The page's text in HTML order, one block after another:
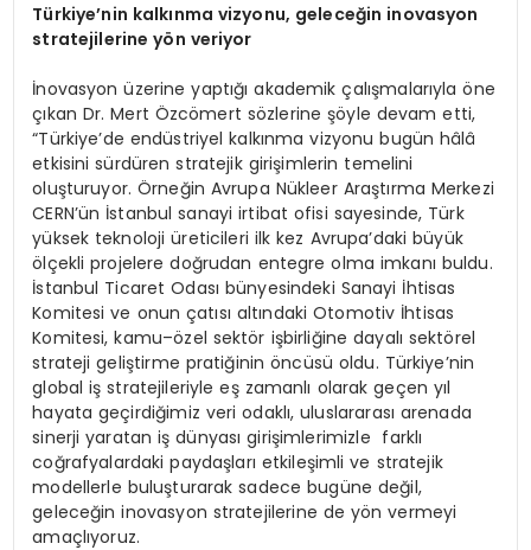
Türkiye’nin kalkınma vizyonu, geleceğin inovasyon
stratejilerine yön veriyor
İnovasyon üzerine yaptığı akademik çalışmalarıyla öne
çıkan Dr. Mert Özcömert sözlerine şöyle devam etti,
“Türkiye’de endüstriyel kalkınma vizyonu bugün hâlâ
etkisini sürdüren stratejik girişimlerin temelini
oluşturuyor. Örneğin Avrupa Nükleer Araştırma Merkezi
CERN’ün İstanbul sanayi irtibat ofisi sayesinde, Türk
yüksek teknoloji üreticileri ilk kez Avrupa’daki büyük
ölçekli projelere doğrudan entegre olma imkanı buldu.
İstanbul Ticaret Odası bünyesindeki Sanayi İhtisas
Komitesi ve onun çatısı altındaki Otomotiv İhtisas
Komitesi, kamu–özel sektör işbirliğine dayalı sektörel
strateji geliştirme pratiğinin öncüsü oldu. Türkiye’nin
global iş stratejileriyle eş zamanlı olarak geçen yıl
hayata geçirdiğimiz veri odaklı, uluslararası arenada
sinerji yaratan iş dünyası girişimlerimizle farklı
coğrafyalardaki paydaşları etkileşimli ve stratejik
modellerle buluşturarak sadece bugüne değil,
geleceğin inovasyon stratejilerine de yön vermeyi
amaçlıyoruz.